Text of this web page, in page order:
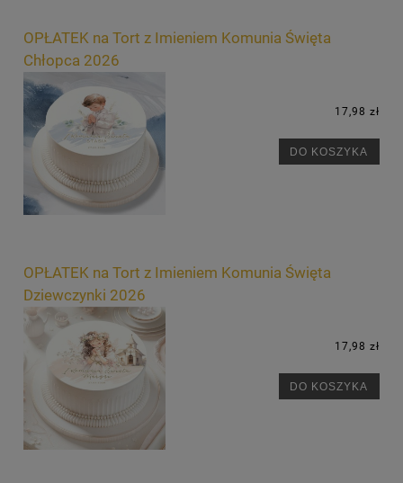
OPŁATEK na Tort z Imieniem Komunia Święta
Chłopca 2026
17,98 zł
DO KOSZYKA
OPŁATEK na Tort z Imieniem Komunia Święta
Dziewczynki 2026
17,98 zł
DO KOSZYKA